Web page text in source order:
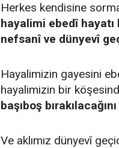
Herkes kendisine
hayalimi ebedî
nefsanî ve dünyevî
Hayalimizin gayesini
hayalimizin bir
başıboş
Ve aklımız dünyevî